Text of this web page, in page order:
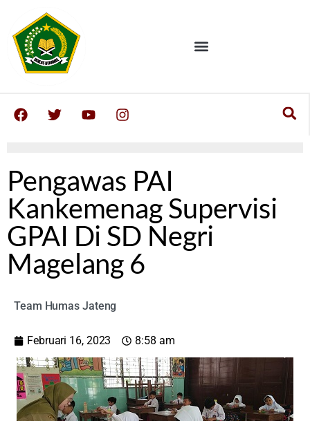
Pengawas PAI
Kankemenag Supervisi
GPAI Di SD Negri
Magelang 6
Team Humas Jateng
Februari 16, 2023 8:58 am